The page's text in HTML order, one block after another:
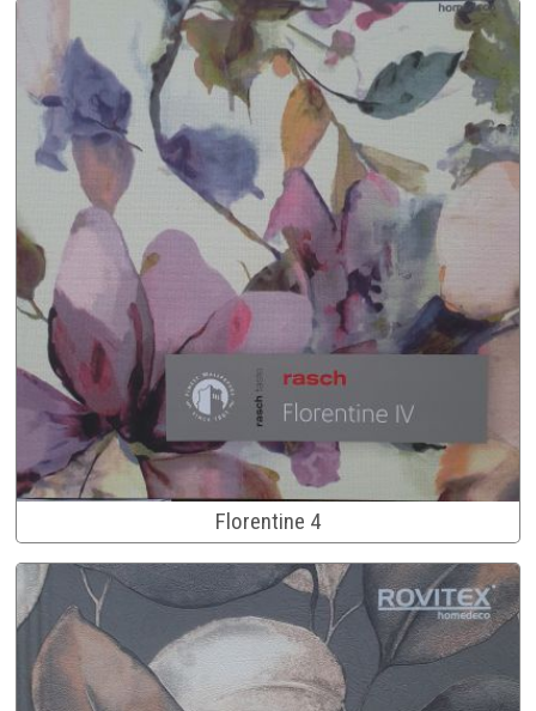
Florentine 4